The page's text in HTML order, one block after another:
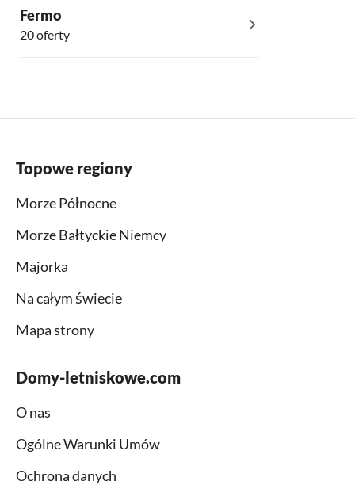
Fermo
20 oferty
Topowe regiony
Morze Północne
Morze Bałtyckie Niemcy
Majorka
Na całym świecie
Mapa strony
Domy-letniskowe.com
O nas
Ogólne Warunki Umów
Ochrona danych